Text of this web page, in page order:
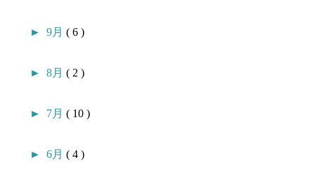
►9月( 6 )
►8月( 2 )
► 7月( 10 )
►6月( 4 )